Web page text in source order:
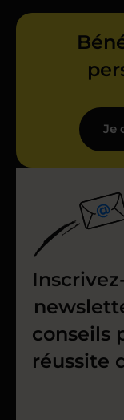
Je
conseils
réussite